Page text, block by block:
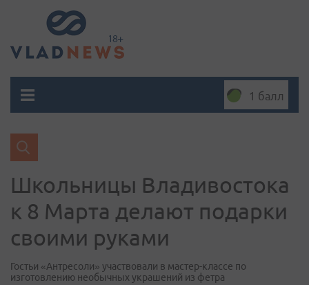
1 балл
Школьницы Владивостока
к 8 Марта делают подарки
своими руками
Гостьи «Антресоли» участвовали в мастер-классе по
изготовлению необычных украшений из фетра